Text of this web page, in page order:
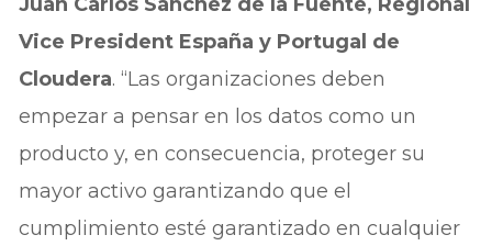
Vice President España y Portugal de
Cloudera. “Las organizaciones deben
empezar a pensar en los datos como un
producto y, en consecuencia, proteger su
mayor activo garantizando que el
cumplimiento esté garantizado en cualquier